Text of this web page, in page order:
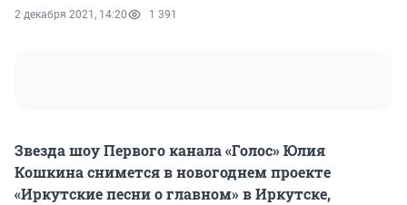
2 декабря 2021, 14:20 1 391
Звезда шоу Первого канала «Голос» Юлия
Кошкина снимется в новогоднем проекте
«Иркутские песни о главном» в Иркутске,